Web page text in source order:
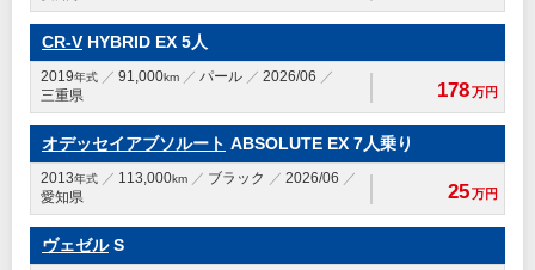
CR-V HYBRID EX 5人
2019年式 91,000km パール
2026/06
三重県
178万円
オデッセイアブソルート ABSOLUTE EX 7人乗り
2013年式 113,000km ブラック
2026/06
愛知県
25万円
ヴェゼルS